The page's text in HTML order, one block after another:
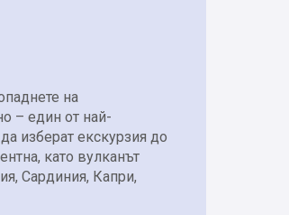
на
– един от най-
изберат екскурзия до
като вулканът
Сардиния, Капри,